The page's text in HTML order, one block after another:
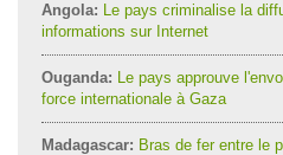
Angola: Le pays criminalise la
informations sur Internet
Ouganda: Le pays approuve
force internationale à Gaza
Madagascar: Bras de fer entre le